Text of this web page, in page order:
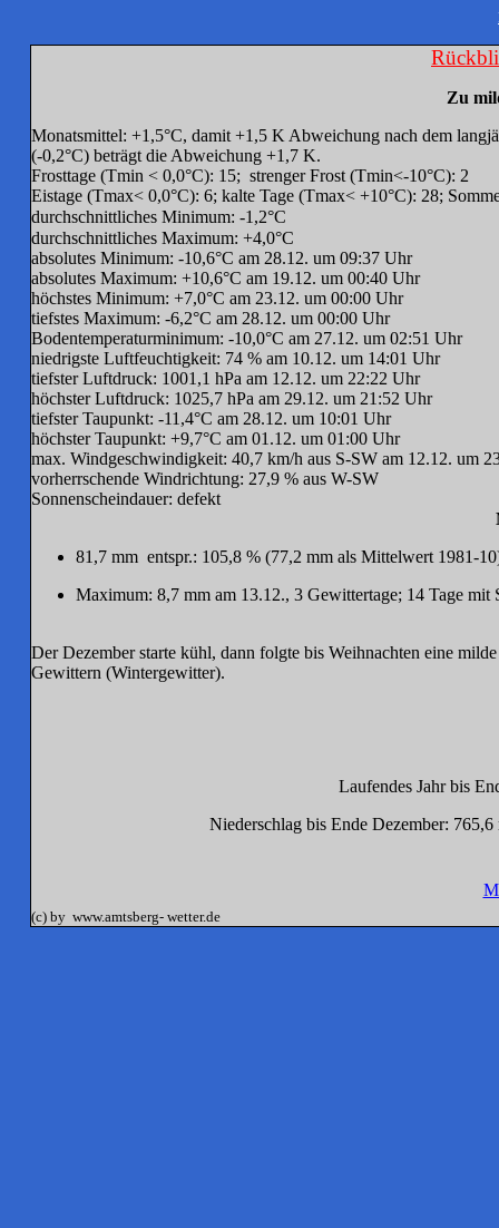
Zu
Monatsmittel: +1,5°C, damit +1,5 K Abweichung nach dem
(-0,2°C) beträgt die Abweichung +1,7 K.
Frosttage (Tmin < 0,0°C): 15; strenger Frost (Tmin<-10°C): 2
Eistage (Tmax< 0,0°C): 6; kalte Tage (Tmax< +10°C): 28;
durchschnittliches Minimum: -1,2°C
durchschnittliches Maximum: +4,0°C
absolutes Minimum: -10,6°C am 28.12. um 09:37 Uhr
absolutes Maximum: +10,6°C am 19.12. um 00:40 Uhr
höchstes Minimum: +7,0°C am 23.12. um 00:00 Uhr
tiefstes Maximum: -6,2°C am 28.12. um 00:00 Uhr
Bodentemperaturminimum: -10,0°C am 27.12. um 02:51 Uhr
niedrigste Luftfeuchtigkeit: 74 % am 10.12. um 14:01 Uhr
tiefster Luftdruck: 1001,1 hPa am 12.12. um 22:22 Uhr
höchster Luftdruck: 1025,7 hPa am 29.12. um 21:52 Uhr
tiefster Taupunkt: -11,4°C am 28.12. um 10:01 Uhr
höchster Taupunkt: +9,7°C am 01.12. um 01:00 Uhr
max. Windgeschwindigkeit: 40,7 km/h aus S-SW am 12.12. um
vorherrschende Windrichtung: 27,9 % aus W-SW
Sonnenscheindauer: defekt
81,7 mm entspr.: 105,8 % (77,2 mm als Mittelwert 1981-
Maximum: 8,7 mm am 13.12., 3 Gewittertage; 14 Tage
Der Dezember starte kühl, dann folgte bis Weihnachten eine
Gewittern (Wintergewitter).
Laufendes Jahr bis
Niederschlag bis Ende Dezember:
(c) by www.amtsberg- wetter.de